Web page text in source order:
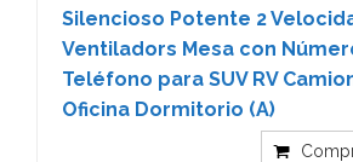
Silencioso Potente 2
Ventiladors Mesa con
Teléfono para SUV RV
Oficina Dormitorio (A)